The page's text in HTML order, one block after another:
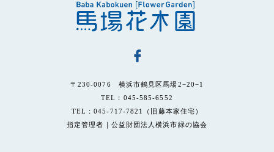
〒230-0076 横浜市鶴見区馬場2−20−1
TEL：045-585-6552
TEL：045-717-7821（旧藤本家住宅）
指定管理者｜公益財団法人横浜市緑の協会